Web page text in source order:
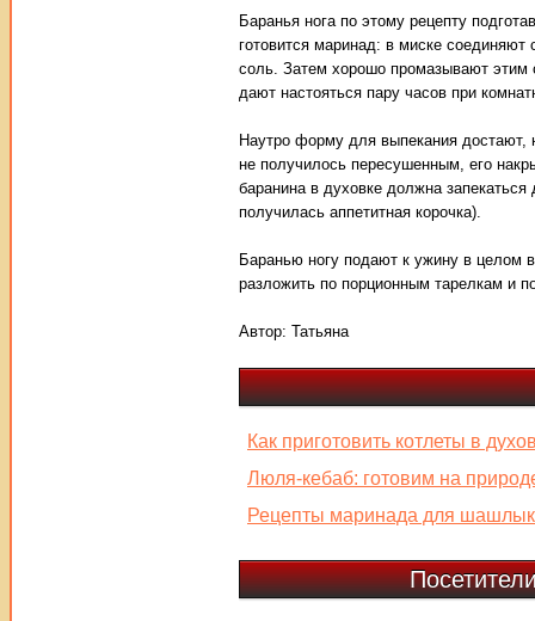
Баранья нога по этому рецепту
готовится маринад: в миске
соль. Затем хорошо промазывают
дают настояться пару часов при
Наутро форму для выпекания достают,
не получилось пересушенным, его
баранина в духовке должна
получилась аппетитная корочка).
Баранью ногу подают к ужину в целом
разложить по порционным тарелкам и
Автор: Татьяна
Как приготовить котлеты в
Люля-кебаб: готовим на
Рецепты маринада для